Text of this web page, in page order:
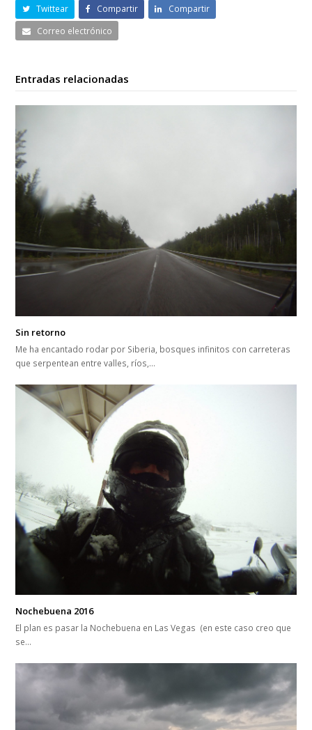
Twittear Compartir
Compartir
Correo electrónico
Entradas relacionadas
Sin retorno
Me ha encantado rodar por Siberia, bosques infinitos con carreteras
que serpentean entre valles, ríos,…
Nochebuena 2016
El plan es pasar la Nochebuena en Las Vegas (en este caso creo que
se…